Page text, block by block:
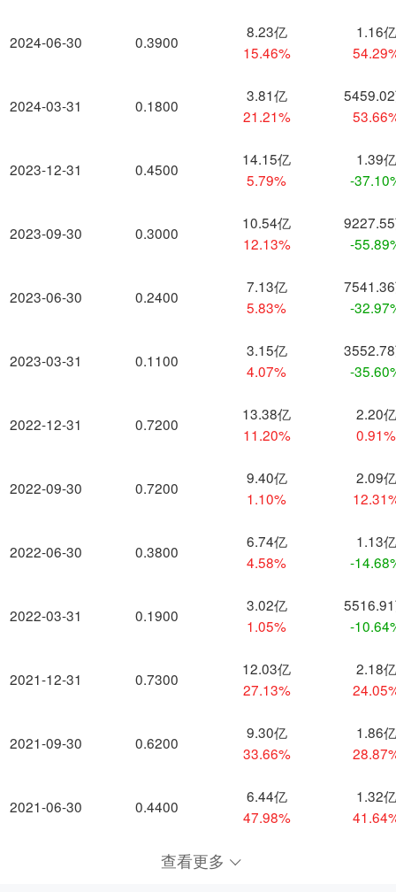
2024-06-30
2024-03-31
2023-12-31
2023-09-30
2023-06-30
2023-03-31
2022-12-31
2022-09-30
2022-06-30
2022-03-31
2021-12-31
2021-09-30
2021-06-30
0.3900
8.23亿
15.46%
1.16亿
0.1800
3.81亿
21.21%
0.4500
14.15亿
5.79%
1.39亿
-
0.3000
10.54亿
12.13%
-
0.2400
7.13亿
5.83%
-
0.1100
3.15亿
4.07%
-
0.7200
13.38亿
11.20%
2.20亿
0.91%
0.7200
9.40亿
1.10%
2.09亿
0.3800
6.74亿
4.58%
1.13亿
-
0.1900
3.02亿
1.05%
-
0.7300
12.03亿
27.13%
2.18亿
0.6200
9.30亿
33.66%
1.86亿
0.4400
6.44亿
47.98%
1.32亿
查看更多